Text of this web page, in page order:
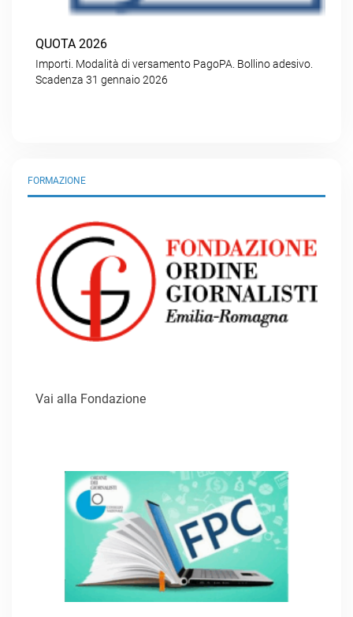
QUOTA 2026
Importi. Modalità di versamento PagoPA. Bollino adesivo.
Scadenza 31 gennaio 2026
FORMAZIONE
Vai alla Fondazione